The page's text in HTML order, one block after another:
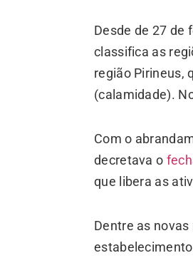
Desde de 27 de
classifica as
região Pirineus,
(calamidade).
Com o
decretava o
que libera as
Dentre as